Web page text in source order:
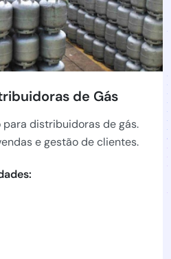
de Gás
distribuidoras de gás.
e gestão de clientes.